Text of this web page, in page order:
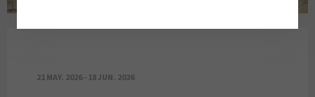
21 MAY. 2026 - 18 JUN. 2026